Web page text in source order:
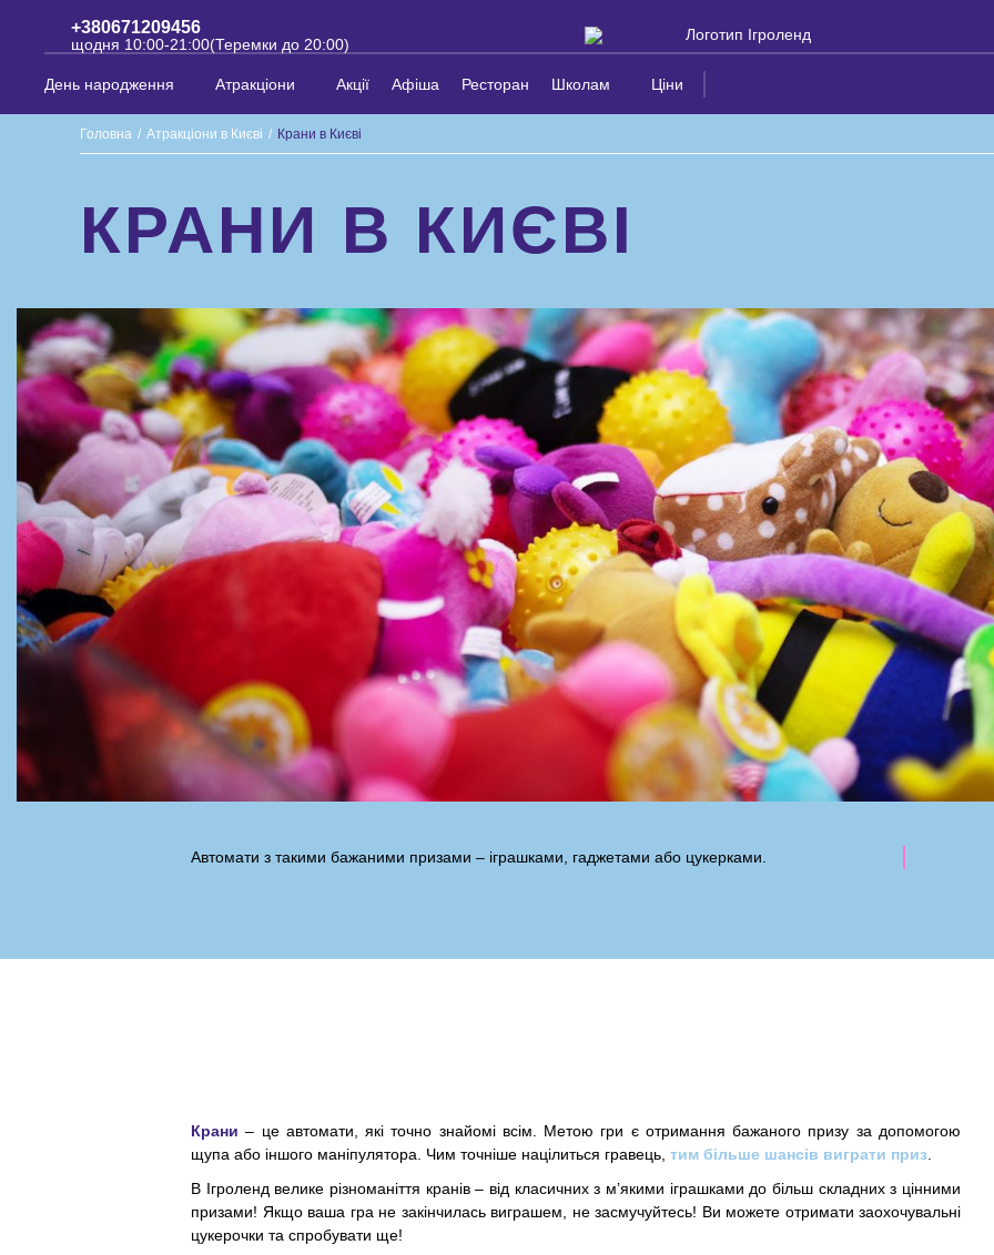
+380671209456
щодня 10:00-21:00(Теремки до 20:00)
День народження Атракціони Акції Афіша Ресторан Школам Ціни
Головна / Атракціони в Києві / Крани в Києві
КРАНИ В КИЄВІ
Автомати з такими бажаними призами – іграшками, гаджетами або цукерками.
Крани– це автомати, які точно знайомі всім. Метою гри є отримання бажаного призу за допомогою
щупа або іншого маніпулятора. Чим точніше націлиться гравець, тим більше шансів виграти приз
В Ігроленд велике різноманіття кранів – від класичних з м’якими іграшками до більш складних з цінними
призами! Якщо ваша гра не закінчилась виграшем, не засмучуйтесь! Ви можете отримати заохочувальні
цукерочки та спробувати ще!